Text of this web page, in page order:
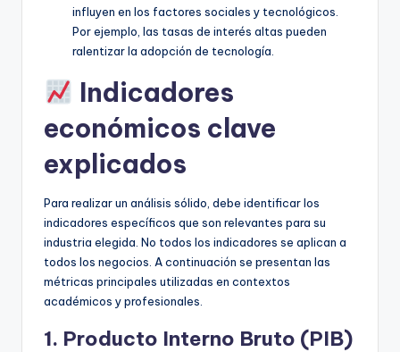
influyen en los factores sociales y tecnológicos.
Por ejemplo, las tasas de interés altas pueden
ralentizar la adopción de tecnología.
Indicadores
económicos clave
explicados
Para realizar un análisis sólido, debe identificar los
indicadores específicos que son relevantes para su
industria elegida. No todos los indicadores se aplican a
todos los negocios. A continuación se presentan las
métricas principales utilizadas en contextos
académicos y profesionales.
1. Producto Interno Bruto (PIB)